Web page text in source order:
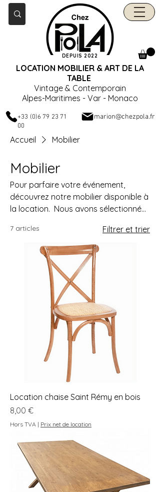
+33 (0)6 79 23 71
00
marion@chezpola.fr
LOCATION MOBILIER & ART DE LA
TABLE
Vintage & Contemporain
Alpes-Maritimes - Var - Monaco
DEPUIS 2022
Accueil Mobilier
Mobilier
Pour parfaire votre événement,
découvrez notre mobilier disponible à
la location. ​ ​Nous avons sélectionné
aussi bien avec de la vaisselle vintage
que contemporaine. ​ Découvrez nos
gammes de chaises, tables, buffets,
mange-debout, ...
7 articles Filtrer et trier
Location chaise Saint Rémy en bois
Prix
8,00 €
Hors TVA | Prix net de location